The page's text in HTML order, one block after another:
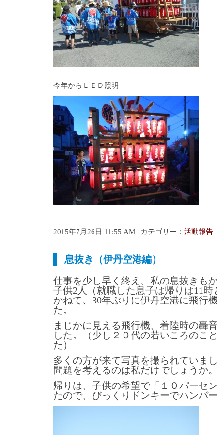
今年からＬＥＤ照明
2015年7月26日 11:55 AM | カテゴリー： 活動報告
息抜き（伊丹空港編）
仕事を少し早く終え、私の息抜きも
子供2人（就職した息子は帰りは11
かねて、30年ぶりに伊丹空港に飛行
た。
まじかに見える飛行機、着陸時の轟
した。（少し２０代の若いころのこ
た）
多くの方が来て写真を撮られていま
問題を考えるのは私だけでしょうか
帰りは、子供の希望で「１０パーセ
たので、びっくりドンキーでハンバ